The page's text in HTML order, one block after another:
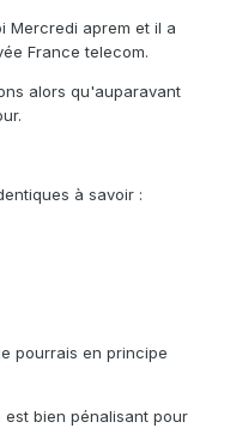
Mercredi aprem et il a
France telecom.
alors qu'auparavant
à savoir :
pourrais en principe
bien pénalisant pour